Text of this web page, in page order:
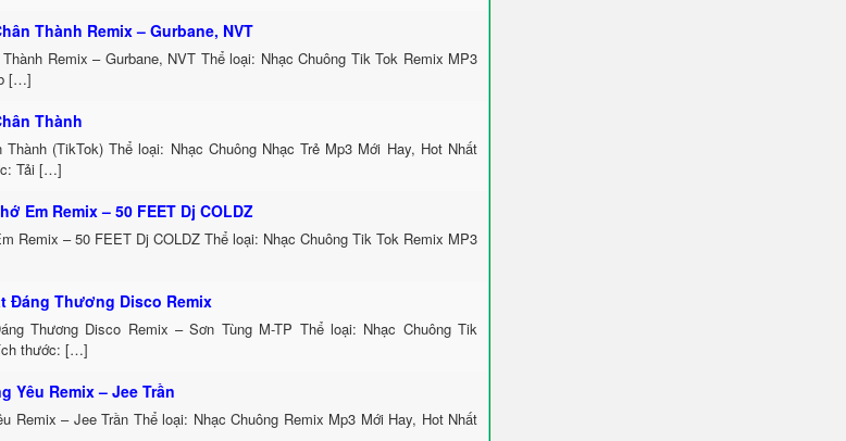
Thành Remix – Gurbane, NVT
Remix – Gurbane, NVT Thể loại: Nhạc Chuông Tik Tok Remix MP3
[…]
Thành
(TikTok) Thể loại: Nhạc Chuông Nhạc Trẻ Mp3 Mới Hay, Hot Nhất
Tải […]
Em Remix – 50 FEET Dj COLDZ
Remix – 50 FEET Dj COLDZ Thể loại: Nhạc Chuông Tik Tok Remix MP3
Đáng Thương Disco Remix
Thương Disco Remix – Sơn Tùng M-TP Thể loại: Nhạc Chuông Tik
thước: […]
Yêu Remix – Jee Trần
Remix – Jee Trần Thể loại: Nhạc Chuông Remix Mp3 Mới Hay, Hot Nhất